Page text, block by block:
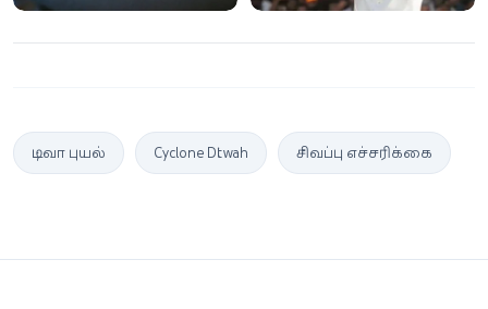
டிட்வா புயல் Cyclone Ditwah சிவப்பு எச்சரிக்கை